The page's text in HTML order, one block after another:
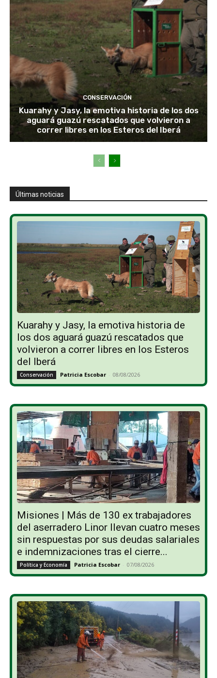
CONSERVACIÓN
Kuarahy y Jasy, la emotiva historia de los dos
aguará guazú rescatados que volvieron a
correr libres en los Esteros del Iberá
Últimas noticias
Kuarahy y Jasy, la emotiva historia de
los dos aguará guazú rescatados que
volvieron a correr libres en los Esteros
del Iberá
Conservación Patricia Escobar - 08/08/2026
Misiones | Más de 130 ex trabajadores
del aserradero Linor llevan cuatro meses
sin respuestas por sus deudas salariales
e indemnizaciones tras el cierre...
Política y Economía Patricia Escobar - 07/08/2026